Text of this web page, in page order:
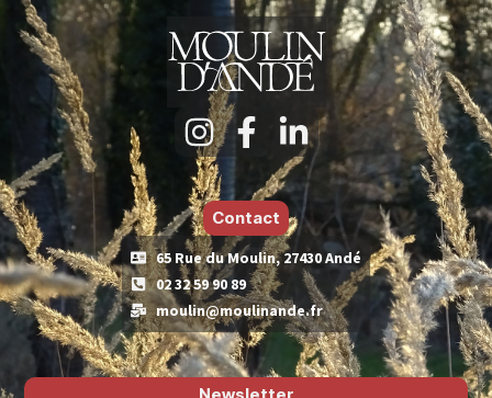
Contact
65 Rue du Moulin, 27430 Andé
02 32 59 90 89
moulin@moulinande.fr
Newsletter